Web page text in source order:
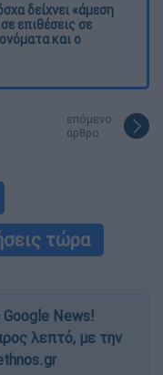
δείχνει «άμεση
επιθέσεις σε
και ο
επόμενο
άρθρο
τώρα
News!
λεπτό, με την